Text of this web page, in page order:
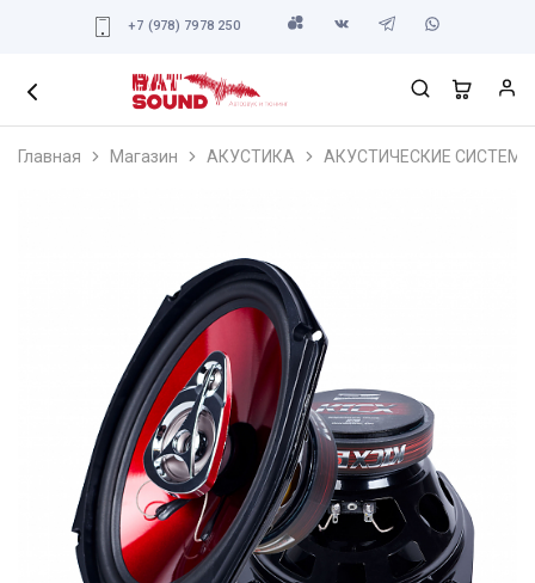
+7 (978) 7978 250
Главная Магазин АКУСТИКА АКУСТИЧЕСКИЕ СИСТЕМЫ